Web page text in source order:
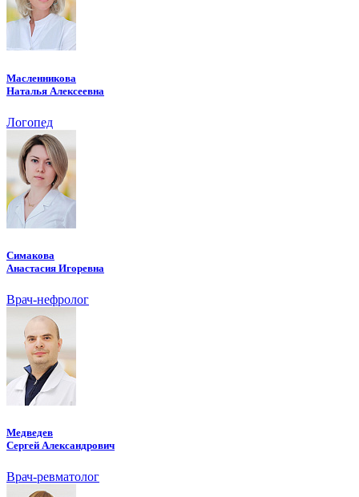
Масленникова
Наталья Алексеевна
Логопед
Симакова
Анастасия Игоревна
Врач-нефролог
Медведев
Сергей Александрович
Врач-ревматолог